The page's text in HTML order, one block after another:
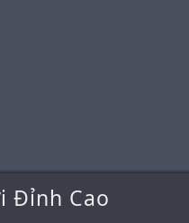
Đỉnh Cao
@2026 Vui Chơi Đỉnh Cao